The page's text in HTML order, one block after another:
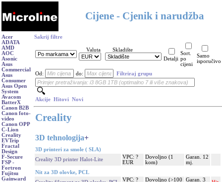
Cijene - Cjenik i narudžba
Acer
ADATA
AMD
AOC
Asonic
Asus
Commercial
Asus
Consumer
Asus Open
System
Avacom
BatterX
Canon B2B
Canon foto-
video
Canon OPP
C-Lion
Creality
EVTrip
Fractal
Design
F-Secure
FSP -
Fortron
Fujitsu
Gainward
Sakrij filtre
Valuta
Skladište
Detalji
Sort.
po
cijeni
Samo
isporučivo
Od: do: Filtriraj grupu
Akcije Hitovi Novi
Creality
3D tehnologija+
3D printeri za smole ( SLA)
Creality 3D printer Halot-Lite
VPC: ?
EUR
Dovoljno (1
kom)
Garan. 12
mj.
Nit za 3D olovke, PCL
VPC: ?
Dovoljno (>100
Garan. 3